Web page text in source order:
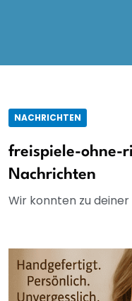
NACHRICHTEN
freispiele-ohne-
Nachrichten
Wir konnten zu